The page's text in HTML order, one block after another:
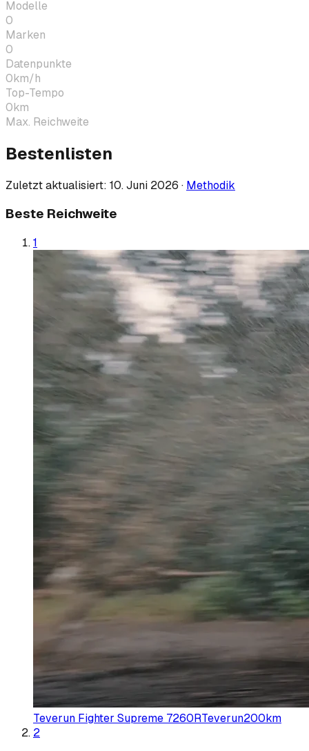
Modelle
0
Marken
0
Datenpunkte
0km/h
Top-Tempo
0km
Max. Reichweite
Bestenlisten
Zuletzt aktualisiert: 10. Juni 2026 · Methodik
Beste Reichweite
1
Teverun Fighter Supreme 7260RTeverun200km
2